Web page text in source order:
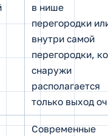
в нише
перегородки
внутри самой
перегородки,
снаружи
располагается
только выход
Современные